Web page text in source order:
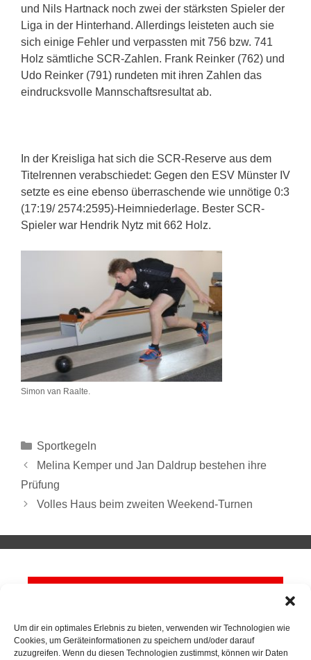
Um dir ein optimales Erlebnis zu bieten, verwenden wir Technologien wie
Cookies, um Geräteinformationen zu speichern und/oder darauf
zuzugreifen. Wenn du diesen Technologien zustimmst, können wir Daten
und Nils Hartnack noch zwei der stärksten Spieler der
Liga in der Hinterhand. Allerdings leisteten auch sie
sich einige Fehler und verpassten mit 756 bzw. 741
Holz sämtliche SCR-Zahlen. Frank Reinker (762) und
Udo Reinker (791) rundeten mit ihren Zahlen das
eindrucksvolle Mannschaftsresultat ab.
In der Kreisliga hat sich die SCR-Reserve aus dem
Titelrennen verabschiedet: Gegen den ESV Münster IV
setzte es eine ebenso überraschende wie unnötige 0:3
(17:19/ 2574:2595)-Heimniederlage. Bester SCR-
Spieler war Hendrik Nytz mit 662 Holz.
Simon van Raalte.
Sportkegeln
Melina Kemper und Jan Daldrup bestehen ihre
Prüfung
Volles Haus beim zweiten Weekend-Turnen